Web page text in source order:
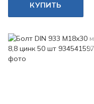
КУПИТЬ